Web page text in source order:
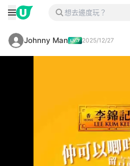
Johnny Man 2025/12/27